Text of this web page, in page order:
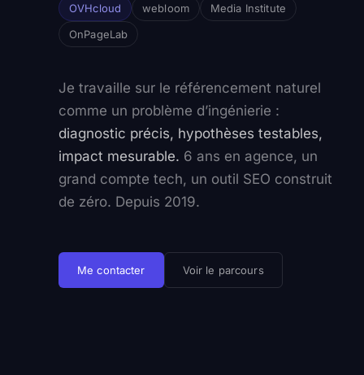
OVHcloud webloom
Media Institute
OnPageLab
Je travaille sur le référencement naturel
comme un problème d’ingénierie :
diagnostic précis, hypothèses testables,
impact mesurable. 6 ans en agence, un
grand compte tech, un outil SEO construit
de zéro. Depuis 2019.
Me contacter Voir le parcours